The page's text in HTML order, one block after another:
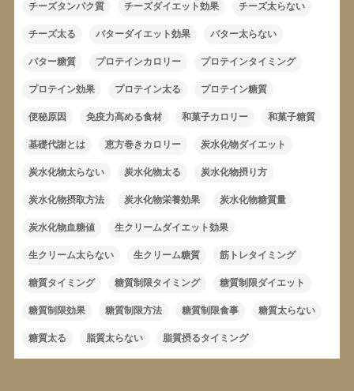
チーズタンパク質 チーズダイエット効果 チーズ太らない
チーズ太る バターダイエット効果 バター太らない
バター糖質 プロテインカロリー プロテインタイミング
プロテイン効果 プロテイン太る プロテイン糖質
便秘原因 免疫力高める食材 和菓子カロリー 和菓子糖質
基礎代謝とは 恵方巻きカロリー 炭水化物ダイエット
炭水化物太らない 炭水化物太る 炭水化物摂り方
炭水化物摂取方法 炭水化物栄養効果 炭水化物糖質量
炭水化物血糖値 生クリームダイエット効果
生クリーム太らない 生クリーム糖質 筋トレタイミング
糖質タイミング 糖質制限タイミング 糖質制限ダイエット
糖質制限効果 糖質制限方法 糖質制限食事 糖質太らない
糖質太る 脂質太らない 脂質摂るタイミング